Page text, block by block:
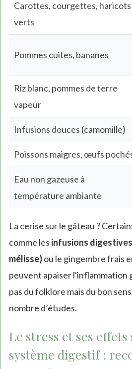
Carottes, courgettes, haricots
verts
Pommes cuites, bananes
Riz blanc, pommes de terre
vapeur
Infusions douces (camomille)
Poissons maigres, œufs
Eau non gazeuse à
température ambiante
La cerise sur le gâteau ?
comme les infusions
mélisse)ou le gingembre frais
peuvent apaiser l'inflammation
pas du folklore mais du bon
nombre d’études.
Le stress et ses
système digestif :